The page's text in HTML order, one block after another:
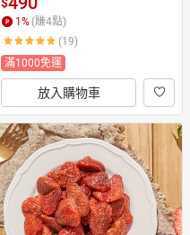
1% (賺4點)
(19)
滿1000免運
放入購物車